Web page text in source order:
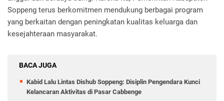
Soppeng terus berkomitmen mendukung berbagai program
yang berkaitan dengan peningkatan kualitas keluarga dan
kesejahteraan masyarakat.
BACA JUGA
Kabid Lalu Lintas Dishub Soppeng: Disiplin Pengendara Kunci
Kelancaran Aktivitas di Pasar Cabbenge